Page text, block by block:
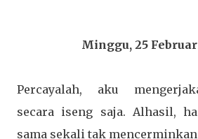
Minggu, 25
Percayalah, aku
secara iseng saja. Alhasil,
sama sekali tak